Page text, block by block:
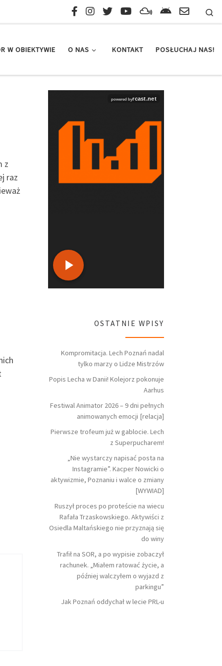
W OBIEKTYWIE O NAS KONTAKT POSŁUCHAJ NAS!
z
raz
OSTATNIE WPISY
Kompromitacja. Lech Poznań nadal
tylko marzy o Lidze Mistrzów
Popis Lecha w Danii! Kolejorz pokonuje
Aarhus
Festiwal Animator 2026 – 9 dni pełnych
animowanych emocji [relacja]
Pierwsze trofeum już w gablocie. Lech
z Superpucharem!
„Nie wystarczy napisać posta na
Instagramie”. Kacper Nowicki o
aktywizmie, Poznaniu i walce o zmiany
[WYWIAD]
Ruszył proces po proteście na wiecu
Rafała Trzaskowskiego. Aktywiści z
Osiedla Maltańskiego nie przyznają się
do winy
Trafił na SOR, a po wypisie zobaczył
rachunek. „Miałem ratować życie, a
później walczyłem o wyjazd z
parkingu”
Jak Poznań oddychał w lecie PRL-u